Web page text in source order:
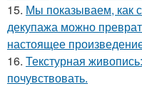
15. Мы показываем, как
декупажа можно
настоящее
16. Текстурная
почувствовать.